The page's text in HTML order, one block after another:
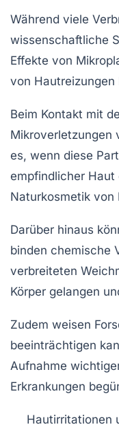
Während viele
wissenschaftliche
Effekte von
von
Beim Kontakt mit
Mikroverletzungen
es, wenn diese
empfindlicher
Naturkosmetik von
Darüber hinaus
binden chemische
verbreiteten
Körper gelangen
Zudem weisen
beeinträchtigen
Aufnahme
Erkrankungen
Hautirritationen